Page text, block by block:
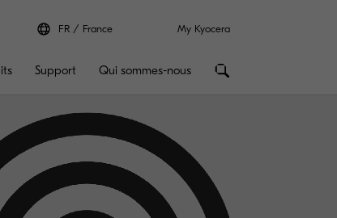
FR France My Kyocera
Support Qui sommes-nous